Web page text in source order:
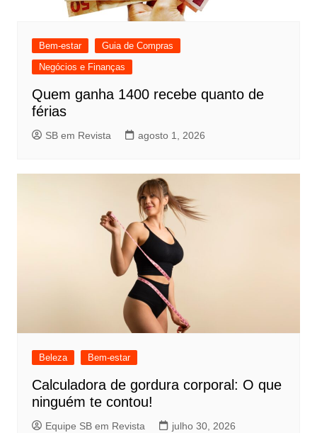
Bem-estar
Guia de Compras
Negócios e Finanças
Quem ganha 1400 recebe quanto de
férias
SB em Revista agosto 1, 2026
Beleza Bem-estar
Calculadora de gordura corporal: O que
ninguém te contou!
Equipe SB em Revista julho 30, 2026